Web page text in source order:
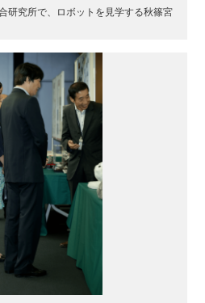
研究所で、ロボットを見学する秋篠宮